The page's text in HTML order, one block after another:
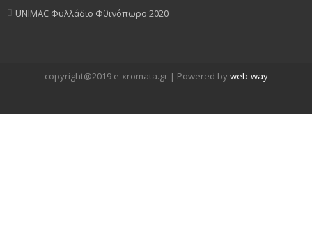
UNIMAC Φυλλάδιο Φθινόπωρο 2020
copyright@2019 e-xromata.gr | Powered byweb-way